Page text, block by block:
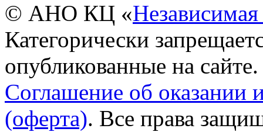
© АНО КЦ «Независимая
Категорически
опубликованные на сайте.
Соглашение об оказании
(оферта). Все права